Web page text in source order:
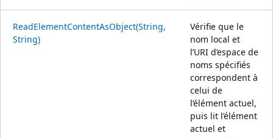
ReadElementContentAsObject(String,
String)
Vérifie que le
nom local et
l’URI d’espace de
noms spécifiés
correspondent à
celui de
l’élément actuel,
puis lit l’élément
actuel et